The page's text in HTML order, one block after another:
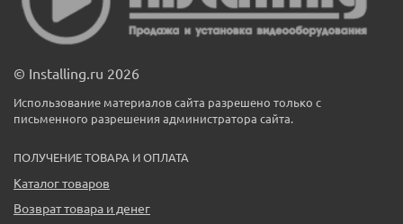
© Installing.ru 2026
Использование материалов сайта разрешено только с
письменного разрешения администратора сайта.
ПОЛУЧЕНИЕ ТОВАРА И ОПЛАТА
Каталог товаров
Возврат товара и денег